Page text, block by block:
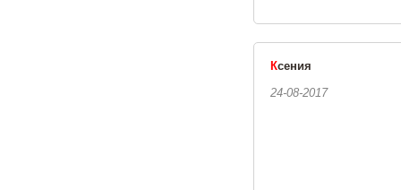
Ксения
24-08-2017